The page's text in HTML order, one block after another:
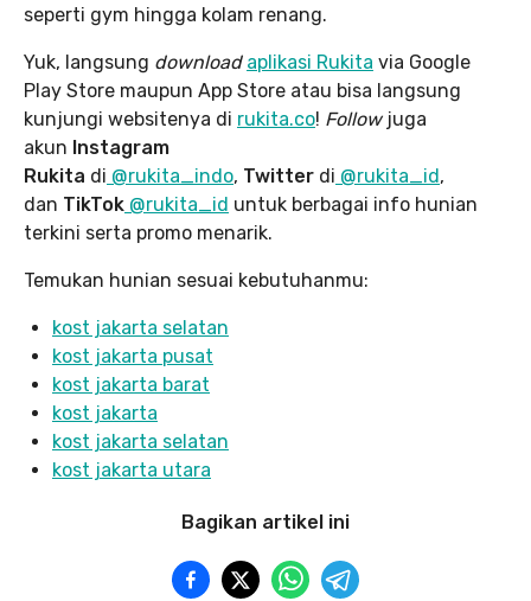
seperti gym hingga kolam renang.
Yuk, langsung download aplikasi Rukita via Google
Play Store maupun App Store atau bisa langsung
kunjungi websitenya di rukita.co! Followjuga
akun Instagram
Rukita di @rukita_indo, Twitter di @rukita_id ,
dan TikTok @rukita_id untuk berbagai info hunian
terkini serta promo menarik.
Temukan hunian sesuai kebutuhanmu:
kost jakarta selatan
kost jakarta pusat
kost jakarta barat
kost jakarta
kost jakarta selatan
kost jakarta utara
Bagikan artikel ini